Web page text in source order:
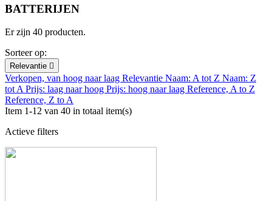
BATTERIJEN
Er zijn 40 producten.
Sorteer op:
Relevantie 
Verkopen, van hoog naar laag Relevantie Naam: A tot Z Naam: Z
tot APrijs: laag naar hoog Prijs: hoog naar laag Reference, A to Z
Reference, Z to A
Item 1-12 van 40 in totaal item(s)
Actieve filters